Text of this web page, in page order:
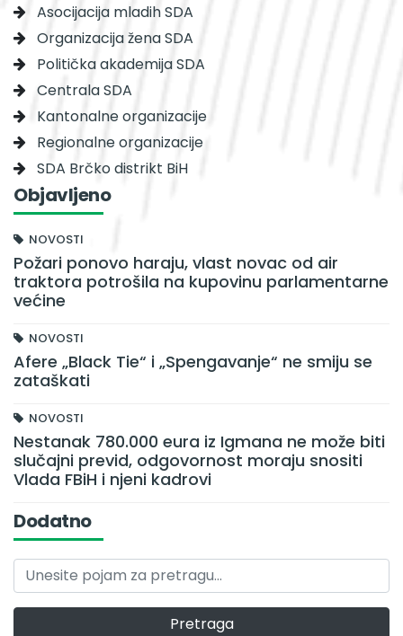
Asocijacija mladih SDA
Organizacija žena SDA
Politička akademija SDA
Centrala SDA
Kantonalne organizacije
Regionalne organizacije
SDA Brčko distrikt BiH
Objavljeno
NOVOSTI
Požari ponovo haraju, vlast novac od air
traktora potrošila na kupovinu parlamentarne
većine
NOVOSTI
Afere „Black Tie“ i „Spengavanje“ ne smiju se
zataškati
NOVOSTI
Nestanak 780.000 eura iz Igmana ne može biti
slučajni previd, odgovornost moraju snositi
Vlada FBiH i njeni kadrovi
Dodatno
Pretraga